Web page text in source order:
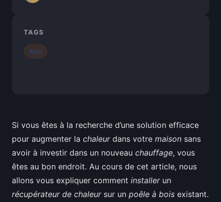
Si vous êtes à la recherche d’une solution efficace
pour augmenter la chaleurdans votre maison sans
avoir à investir dans un nouveau chauffage, vous
êtes au bon endroit. Au cours de cet article, nous
allons vous expliquer comment installerun
récupérateur de chaleursur un poêle à bois existant.
TAGS
Actu